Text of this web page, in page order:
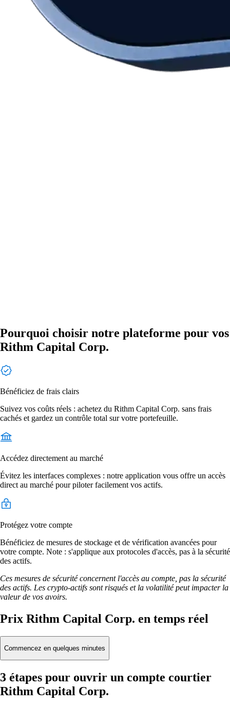
Pourquoi choisir notre plateforme pour vos
Rithm Capital Corp.
Bénéficiez de frais clairs
Suivez vos coûts réels : achetez du Rithm Capital Corp. sans frais
cachés et gardez un contrôle total sur votre portefeuille.
Accédez directement au marché
Évitez les interfaces complexes : notre application vous offre un accès
direct au marché pour piloter facilement vos actifs.
Protégez votre compte
Bénéficiez de mesures de stockage et de vérification avancées pour
votre compte. Note : s'applique aux protocoles d'accès, pas à la sécurité
des actifs.
Ces mesures de sécurité concernent l'accès au compte, pas la sécurité
des actifs. Les crypto-actifs sont risqués et la volatilité peut impacter la
valeur de vos avoirs.
Prix Rithm Capital Corp. en temps réel
Commencez en quelques minutes
3 étapes pour ouvrir un compte courtier
Rithm Capital Corp.